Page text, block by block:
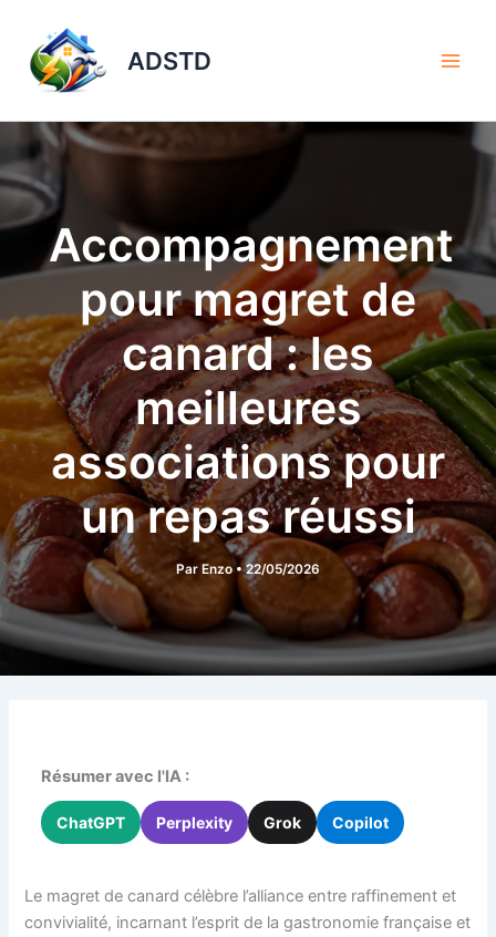
contenu
ADSTD
Accompagnement
pour magret de
canard : les
meilleures
associations pour
un repas réussi
Par Enzo •22/05/2026
Résumer avec l'IA :
ChatGPT Perplexity Grok Copilot
Le magret de canard célèbre l’alliance entre raffinement et
convivialité, incarnant l’esprit de la gastronomie française et